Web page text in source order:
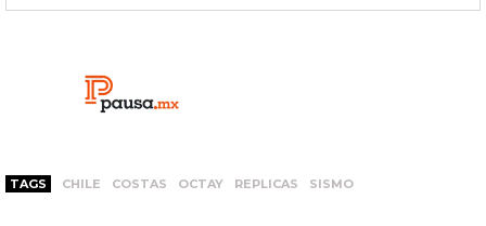
TAGS CHILE COSTAS OCTAY REPLICAS SISMO